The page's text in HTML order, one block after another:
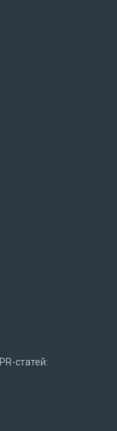
статей: